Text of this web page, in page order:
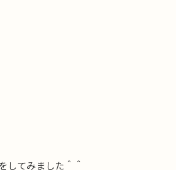
してみました＾＾